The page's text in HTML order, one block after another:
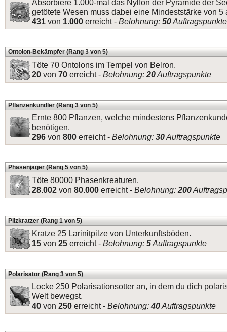
Absorbiere 1.000-mal das Nylfon der Pyramide der
getötete Wesen muss dabei eine Mindeststärke von 5
431 von 1.000 erreicht - Belohnung: 50Auftragspunkte
Ontolon-Bekämpfer (Rang 3 von 5)
Töte 70 Ontolons im Tempel von Belron.
20 von 70 erreicht - Belohnung: 20Auftragspunkte
Pflanzenkundler (Rang 3 von 5)
Ernte 800 Pflanzen, welche mindestens
benötigen.
296 von 800 erreicht - Belohnung: 30Auftragspunkte
Phasenjäger (Rang 5 von 5)
Töte 80000 Phasenkreaturen.
28.002 von 80.000 erreicht - Belohnung: 200
Pilzkratzer (Rang 1 von 5)
Kratze 25 Larinitpilze von Unterkunftsböden.
15 von 25 erreicht - Belohnung: 5Auftragspunkte
Polarisator (Rang 3 von 5)
Locke 250 Polarisationsotter an, in dem du dich
Welt bewegst.
40 von 250 erreicht - Belohnung:40Auftragspunkte